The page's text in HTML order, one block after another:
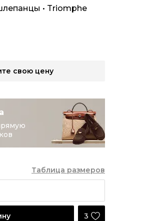
• Triomphe
свою цену
Таблица размеров
3